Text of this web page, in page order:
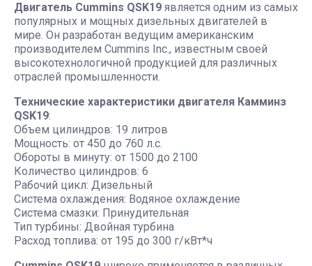
Двигатель Cummins QSK19 является одним из самых
популярных и мощных дизельных двигателей в
мире. Он разработан ведущим американским
производителем Cummins Inc., известным своей
высокотехнологичной продукцией для различных
отраслей промышленности.
Технические характеристики двигателя Камминз
QSK19:
Объем цилиндров: 19 литров
Мощность: от 450 до 760 л.с.
Обороты в минуту: от 1500 до 2100
Количество цилиндров: 6
Рабочий цикл: Дизельный
Система охлаждения: Водяное охлаждение
Система смазки: Принудительная
Тип турбины: Двойная турбина
Расход топлива: от 195 до 300 г/кВт*ч